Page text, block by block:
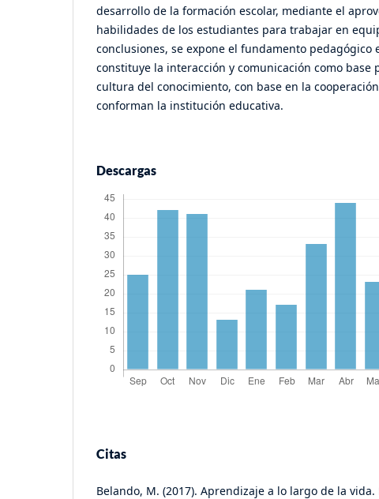
desarrollo de la formación escolar, mediante el
habilidades de los estudiantes para trabajar en
conclusiones, se expone el fundamento pedagógico
constituye la interacción y comunicación como base
cultura del conocimiento, con base en la
conforman la institución educativa.
Descargas
Citas
Belando, M. (2017). Aprendizaje a lo largo de la vida.